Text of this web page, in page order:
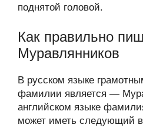
поднятой головой.
Как правильно
Муравлянников
В русском языке
фамилии является —
английском языке
может иметь следующий